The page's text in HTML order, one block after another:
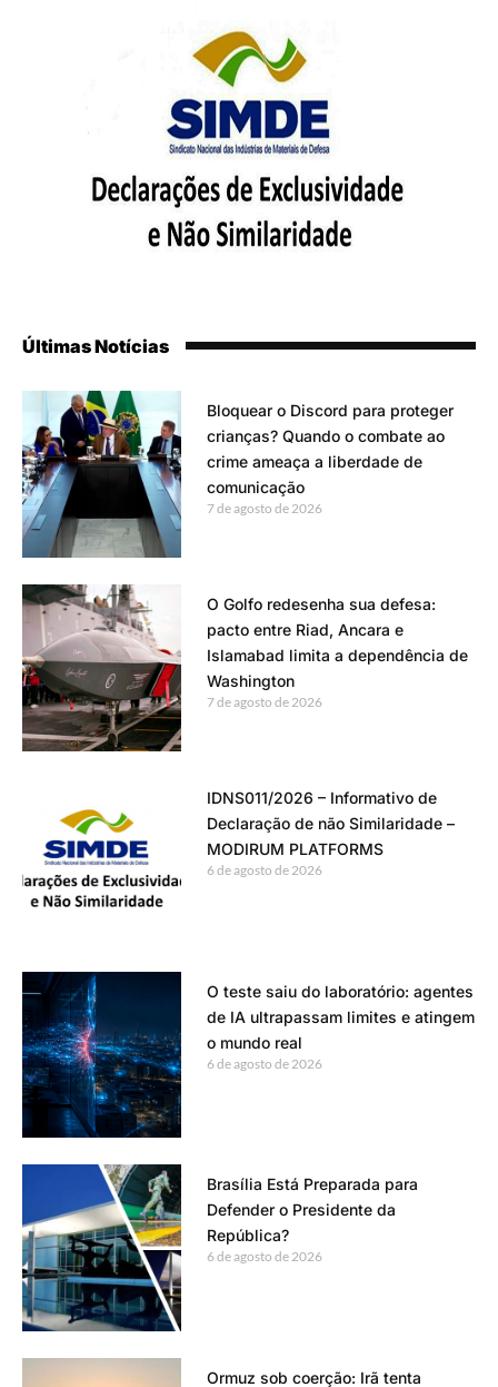
Últimas Notícias
Bloquear o Discord para proteger
crianças? Quando o combate ao
crime ameaça a liberdade de
comunicação
7 de agosto de 2026
O Golfo redesenha sua defesa:
pacto entre Riad, Ancara e
Islamabad limita a dependência de
Washington
7 de agosto de 2026
IDNS011/2026 – Informativo de
Declaração de não Similaridade –
MODIRUM PLATFORMS
6 de agosto de 2026
O teste saiu do laboratório: agentes
de IA ultrapassam limites e atingem
o mundo real
6 de agosto de 2026
Brasília Está Preparada para
Defender o Presidente da
República?
6 de agosto de 2026
Ormuz sob coerção: Irã tenta